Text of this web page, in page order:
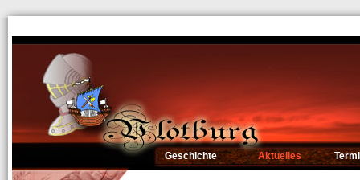
Geschichte Aktuelles